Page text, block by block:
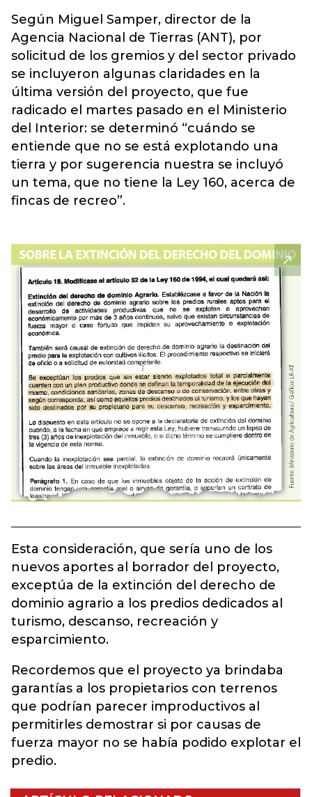
Según Miguel Samper, director de la
Agencia Nacional de Tierras (ANT), por
solicitud de los gremios y del sector privado
se incluyeron algunas claridades en la
última versión del proyecto, que fue
radicado el martes pasado en el Ministerio
del Interior: se determinó “cuándo se
entiende que no se está explotando una
tierra y por sugerencia nuestra se incluyó
un tema, que no tiene la Ley 160, acerca de
fincas de recreo”.
Esta consideración, que sería uno de los
nuevos aportes al borrador del proyecto,
exceptúa de la extinción del derecho de
dominio agrario a los predios dedicados al
turismo, descanso, recreación y
esparcimiento.
Recordemos que el proyecto ya brindaba
garantías a los propietarios con terrenos
que podrían parecer improductivos al
permitirles demostrar si por causas de
fuerza mayor no se había podido explotar el
predio.